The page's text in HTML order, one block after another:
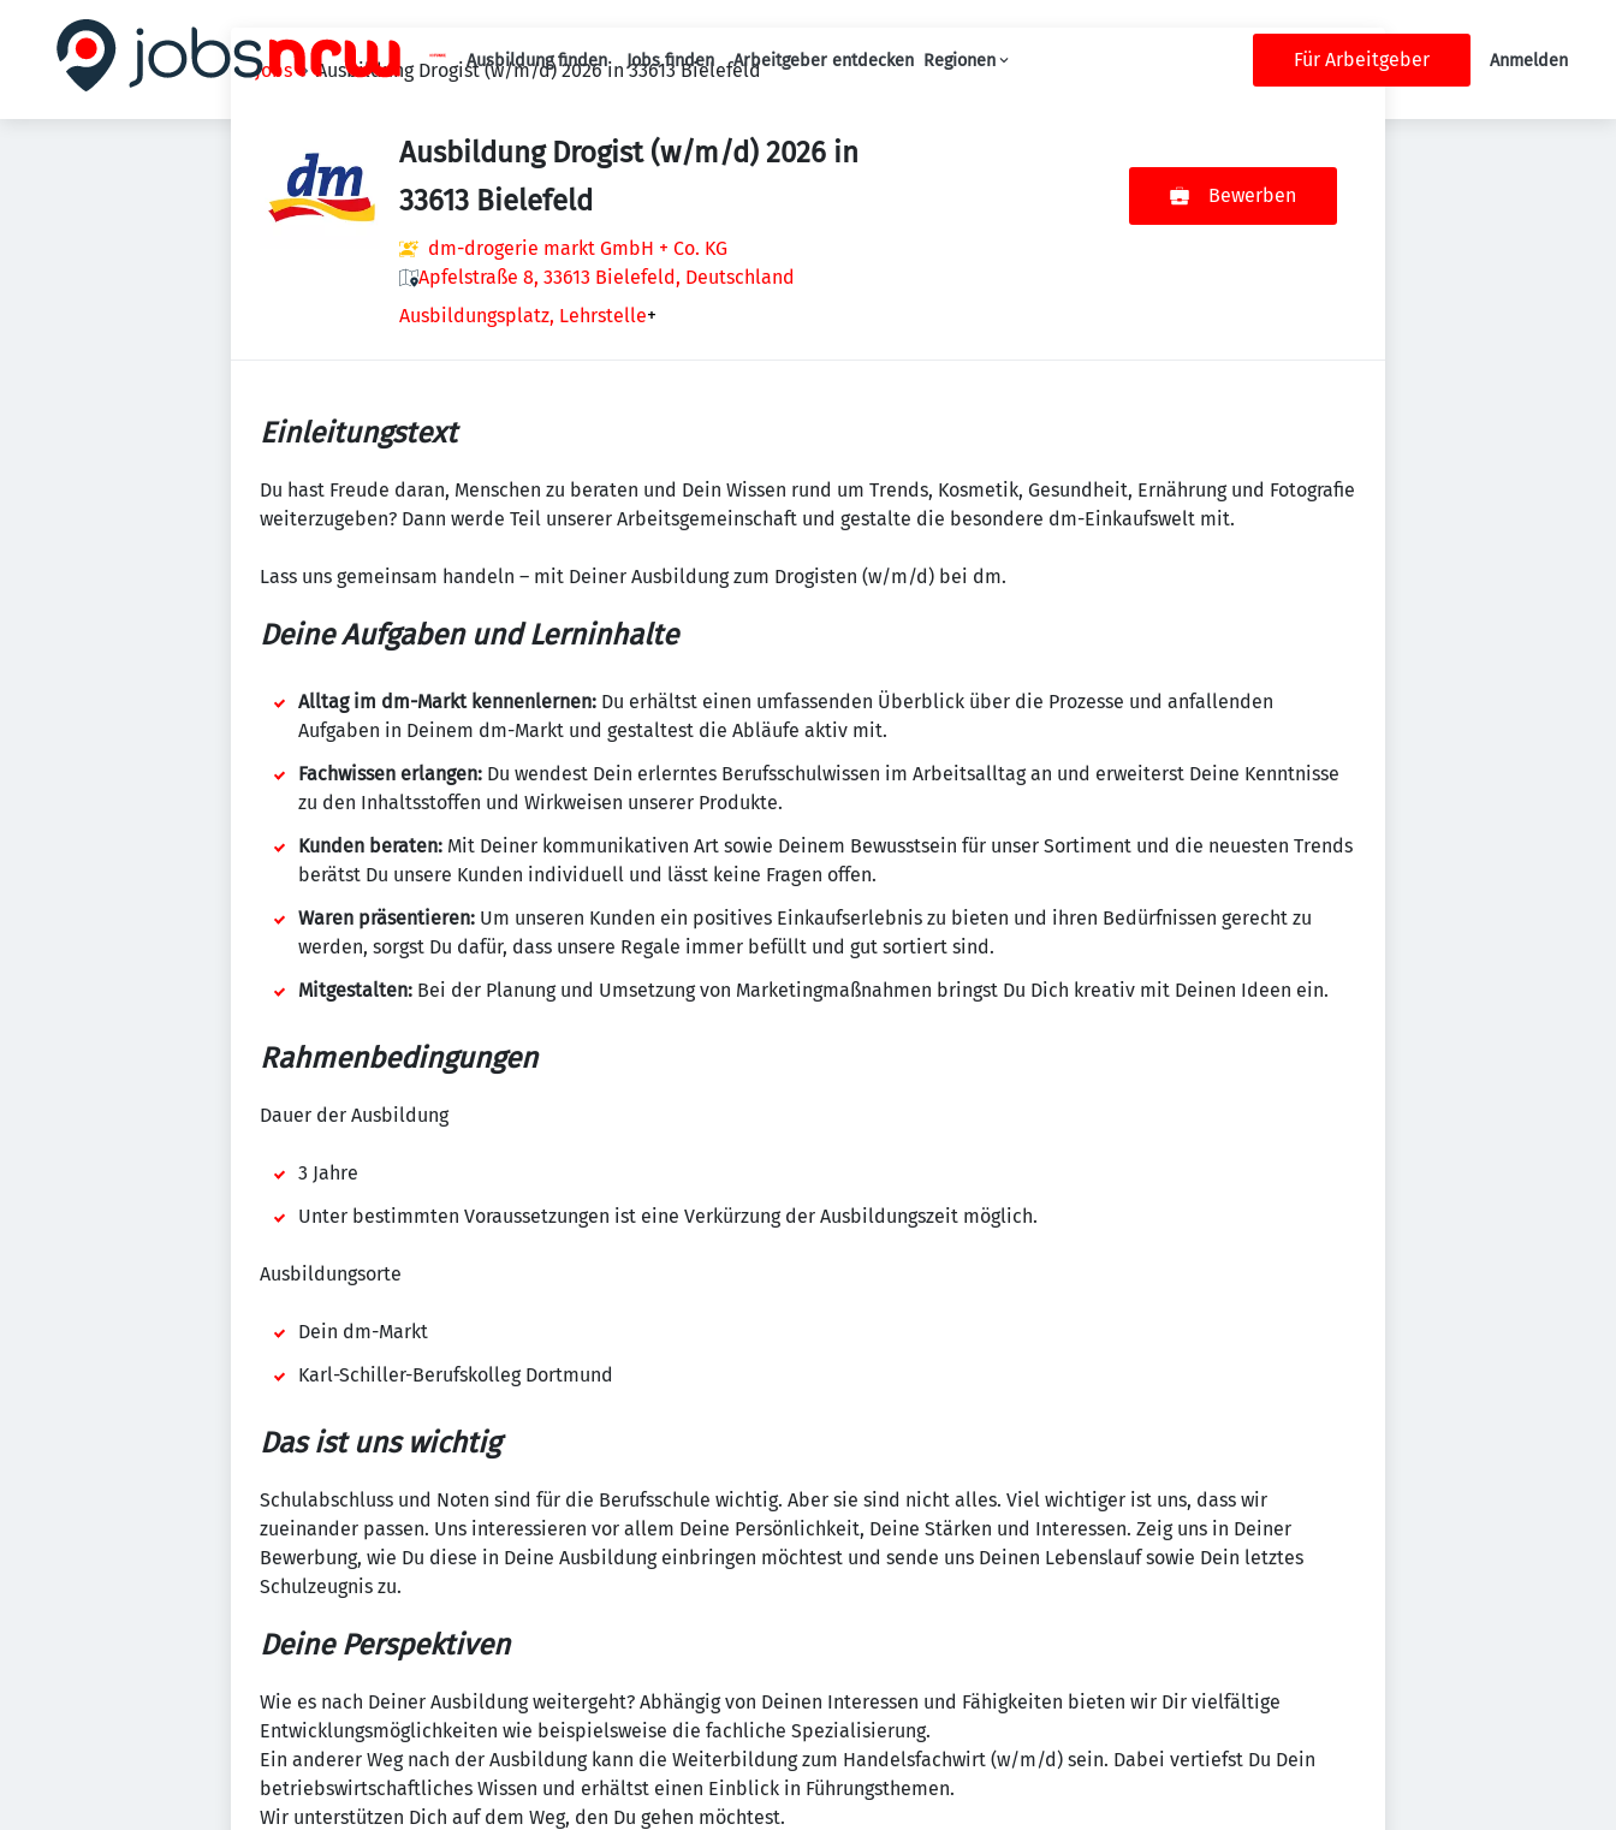
Haupt-Navigation
Ausbildung finden Jobs finden Arbeitgeber entdecken Regionen Für Arbeitgeber Anmelden
Jobs Ausbildung Drogist (w/m/d) 2026 in 33613 Bielefeld
Ausbildung Drogist (w/m/d) 2026 in
33613 Bielefeld
dm-drogerie markt GmbH + Co. KG
Apfelstraße 8, 33613 Bielefeld, Deutschland
Ausbildungsplatz, Lehrstelle+
Bewerben
Einleitungstext
Du hast Freude daran, Menschen zu beraten und Dein Wissen rund um Trends, Kosmetik, Gesundheit, Ernährung und Fotografie
weiterzugeben? Dann werde Teil unserer Arbeitsgemeinschaft und gestalte die besondere dm-Einkaufswelt mit.
Lass uns gemeinsam handeln – mit Deiner Ausbildung zum Drogisten (w/m/d) bei dm.
Deine Aufgaben und Lerninhalte
Alltag im dm-Markt kennenlernen: Du erhältst einen umfassenden Überblick über die Prozesse und anfallenden
Aufgaben in Deinem dm-Markt und gestaltest die Abläufe aktiv mit.
Fachwissen erlangen: Du wendest Dein erlerntes Berufsschulwissen im Arbeitsalltag an und erweiterst Deine Kenntnisse
zu den Inhaltsstoffen und Wirkweisen unserer Produkte.
Kunden beraten: Mit Deiner kommunikativen Art sowie Deinem Bewusstsein für unser Sortiment und die neuesten Trends
berätst Du unsere Kunden individuell und lässt keine Fragen offen.
Waren präsentieren: Um unseren Kunden ein positives Einkaufserlebnis zu bieten und ihren Bedürfnissen gerecht zu
werden, sorgst Du dafür, dass unsere Regale immer befüllt und gut sortiert sind.
Mitgestalten: Bei der Planung und Umsetzung von Marketingmaßnahmen bringst Du Dich kreativ mit Deinen Ideen ein.
Rahmenbedingungen
Dauer der Ausbildung
3 Jahre
Unter bestimmten Voraussetzungen ist eine Verkürzung der Ausbildungszeit möglich.
Ausbildungsorte
Dein dm-Markt
Karl-Schiller-Berufskolleg Dortmund
Das ist uns wichtig
Schulabschluss und Noten sind für die Berufsschule wichtig. Aber sie sind nicht alles. Viel wichtiger ist uns, dass wir
zueinander passen. Uns interessieren vor allem Deine Persönlichkeit, Deine Stärken und Interessen. Zeig uns in Deiner
Bewerbung, wie Du diese in Deine Ausbildung einbringen möchtest und sende uns Deinen Lebenslauf sowie Dein letztes
Schulzeugnis zu.
Deine Perspektiven
Wie es nach Deiner Ausbildung weitergeht? Abhängig von Deinen Interessen und Fähigkeiten bieten wir Dir vielfältige
Entwicklungsmöglichkeiten wie beispielsweise die fachliche Spezialisierung.
Ein anderer Weg nach der Ausbildung kann die Weiterbildung zum Handelsfachwirt (w/m/d) sein. Dabei vertiefst Du Dein
betriebswirtschaftliches Wissen und erhältst einen Einblick in Führungsthemen.
Wir unterstützen Dich auf dem Weg, den Du gehen möchtest.